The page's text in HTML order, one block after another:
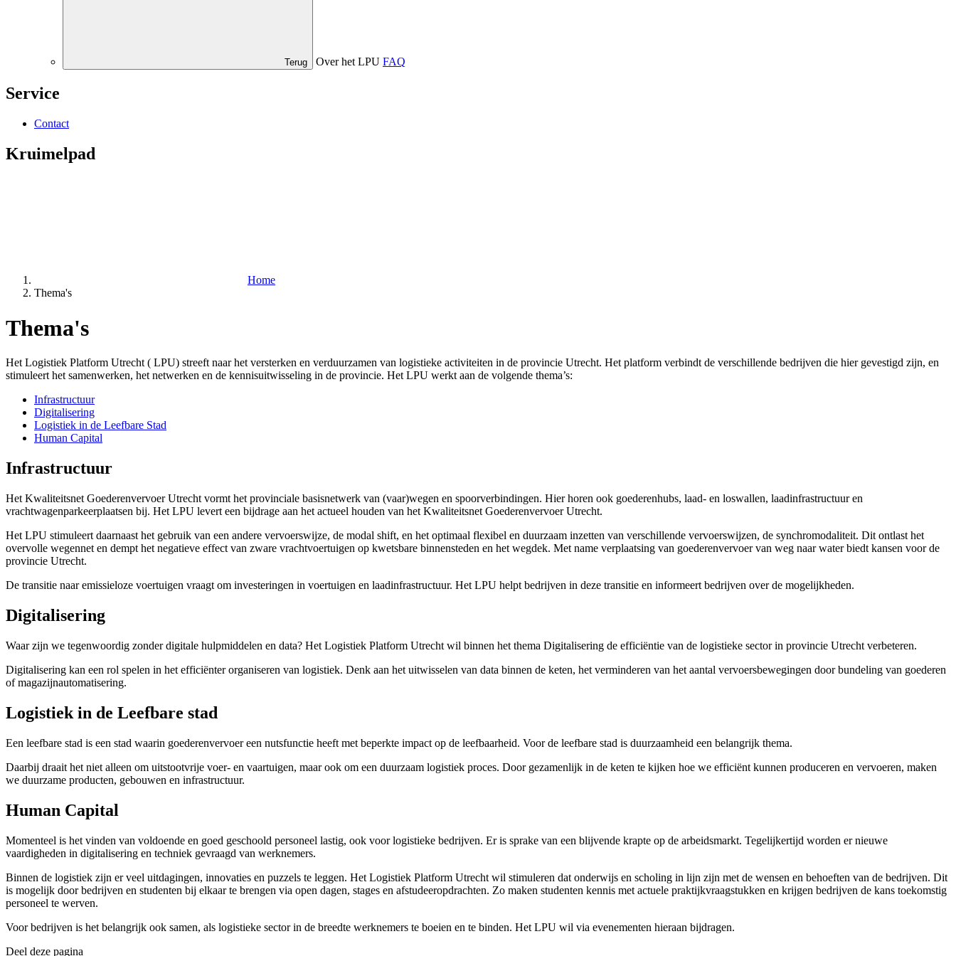
Terug Over het LPU FAQ
Service
Contact
Kruimelpad
Home
Thema's
Thema's
Het Logistiek Platform Utrecht ( LPU) streeft naar het versterken en verduurzamen van logistieke activiteiten in de provincie Utrecht. Het platform verbindt de verschillende bedrijven die hier gevestigd zijn, en
stimuleert het samenwerken, het netwerken en de kennisuitwisseling in de provincie. Het LPU werkt aan de volgende thema’s:
Infrastructuur
Digitalisering
Logistiek in de Leefbare Stad
Human Capital
Infrastructuur
Het Kwaliteitsnet Goederenvervoer Utrecht vormt het provinciale basisnetwerk van (vaar)wegen en spoorverbindingen. Hier horen ook goederenhubs, laad- en loswallen, laadinfrastructuur en
vrachtwagenparkeerplaatsen bij. Het LPU levert een bijdrage aan het actueel houden van het Kwaliteitsnet Goederenvervoer Utrecht.
Het LPU stimuleert daarnaast het gebruik van een andere vervoerswijze, de modal shift, en het optimaal flexibel en duurzaam inzetten van verschillende vervoerswijzen, de synchromodaliteit. Dit ontlast het
overvolle wegennet en dempt het negatieve effect van zware vrachtvoertuigen op kwetsbare binnensteden en het wegdek. Met name verplaatsing van goederenvervoer van weg naar water biedt kansen voor de
provincie Utrecht.
De transitie naar emissieloze voertuigen vraagt om investeringen in voertuigen en laadinfrastructuur. Het LPU helpt bedrijven in deze transitie en informeert bedrijven over de mogelijkheden.
Digitalisering
Waar zijn we tegenwoordig zonder digitale hulpmiddelen en data? Het Logistiek Platform Utrecht wil binnen het thema Digitalisering de efficiëntie van de logistieke sector in provincie Utrecht verbeteren.
Digitalisering kan een rol spelen in het efficiënter organiseren van logistiek. Denk aan het uitwisselen van data binnen de keten, het verminderen van het aantal vervoersbewegingen door bundeling van goederen
of magazijnautomatisering.
Logistiek in de Leefbare stad
Een leefbare stad is een stad waarin goederenvervoer een nutsfunctie heeft met beperkte impact op de leefbaarheid. Voor de leefbare stad is duurzaamheid een belangrijk thema.
Daarbij draait het niet alleen om uitstootvrije voer- en vaartuigen, maar ook om een duurzaam logistiek proces. Door gezamenlijk in de keten te kijken hoe we efficiënt kunnen produceren en vervoeren, maken
we duurzame producten, gebouwen en infrastructuur.
Human Capital
Momenteel is het vinden van voldoende en goed geschoold personeel lastig, ook voor logistieke bedrijven. Er is sprake van een blijvende krapte op de arbeidsmarkt. Tegelijkertijd worden er nieuwe
vaardigheden in digitalisering en techniek gevraagd van werknemers.
Binnen de logistiek zijn er veel uitdagingen, innovaties en puzzels te leggen. Het Logistiek Platform Utrecht wil stimuleren dat onderwijs en scholing in lijn zijn met de wensen en behoeften van de bedrijven. Dit
is mogelijk door bedrijven en studenten bij elkaar te brengen via open dagen, stages en afstudeeropdrachten. Zo maken studenten kennis met actuele praktijkvraagstukken en krijgen bedrijven de kans toekomstig
personeel te werven.
Voor bedrijven is het belangrijk ook samen, als logistieke sector in de breedte werknemers te boeien en te binden. Het LPU wil via evenementen hieraan bijdragen.
Deel deze pagina